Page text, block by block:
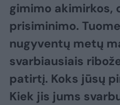
gimimo akimirkos,
prisiminimo.
nugyventų metų
svarbiausiais
patirtį. Koks jūsų
Kiek jis jums